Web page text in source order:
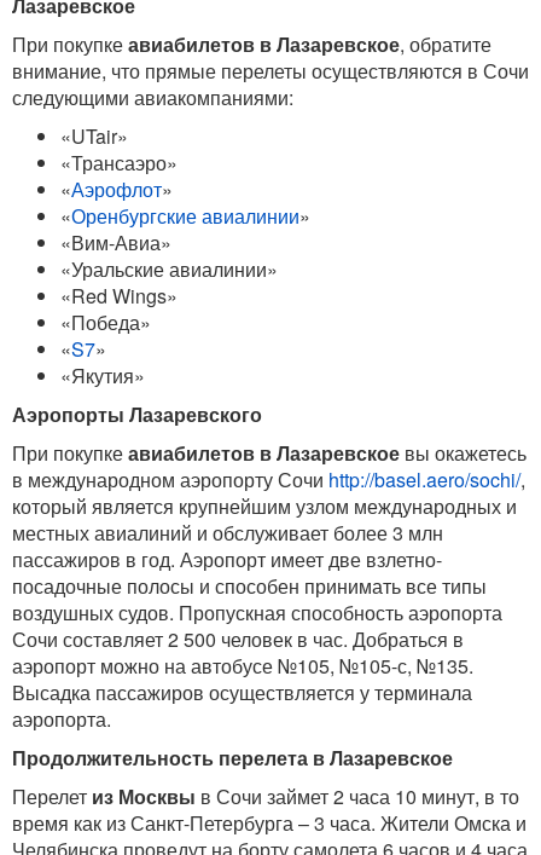
При покупкеавиабилетов в Лазаревское, обратите
внимание, что прямые перелеты осуществляются в Сочи
следующими авиакомпаниями:
«UTair»
«Трансаэро»
«Аэрофлот»
«Оренбургские авиалинии»
«Вим-Авиа»
«Уральские авиалинии»
«Red Wings»
«Победа»
«S7»
«Якутия»
Аэропорты Лазаревского
При покупкеавиабилетов в Лазаревское вы окажетесь
в международном аэропорту Сочи http://basel.aero/sochi/,
который является крупнейшим узлом международных и
местных авиалиний и обслуживает более 3 млн
пассажиров в год. Аэропорт имеет две взлетно-
посадочные полосы и способен принимать все типы
воздушных судов. Пропускная способность аэропорта
Сочи составляет 2 500 человек в час. Добраться в
аэропорт можно на автобусе №105, №105-с, №135.
Высадка пассажиров осуществляется у терминала
аэропорта.
Продолжительность перелета в Лазаревское
Перелет из Москвы в Сочи займет 2 часа 10 минут, в то
время как из Санкт-Петербурга – 3 часа. Жители Омска и